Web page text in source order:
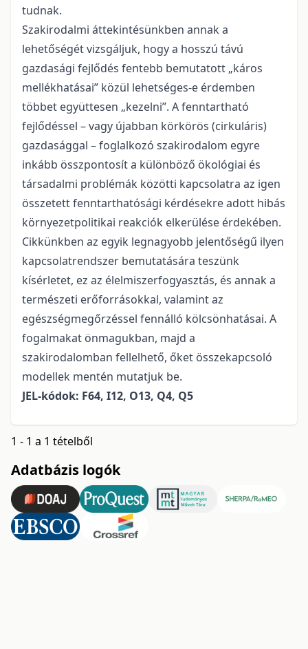
tudnak.
Szakirodalmi áttekintésünkben annak a
lehetőségét vizsgáljuk, hogy a hosszú távú
gazdasági fejlődés fentebb bemutatott „káros
mellékhatásai” közül lehetséges-e érdemben
többet együttesen „kezelni”. A fenntartható
fejlődéssel – vagy újabban körkörös (cirkuláris)
gazdasággal – foglalkozó szakirodalom egyre
inkább összpontosít a különböző ökológiai és
társadalmi problémák közötti kapcsolatra az igen
összetett fenntarthatósági kérdésekre adott hibás
környezetpolitikai reakciók elkerülése érdekében.
Cikkünkben az egyik legnagyobb jelentőségű ilyen
kapcsolatrendszer bemutatására teszünk
kísérletet, ez az élelmiszerfogyasztás, és annak a
természeti erőforrásokkal, valamint az
egészségmegőrzéssel fennálló kölcsönhatásai. A
fogalmakat önmagukban, majd a
szakirodalomban fellelhető, őket összekapcsoló
modellek mentén mutatjuk be.
JEL-kódok: F64, I12, O13, Q4, Q5
1 - 1 a 1 tételből
Adatbázis logók